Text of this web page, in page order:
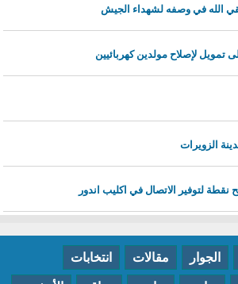
تقي الله في وصفه لشهداء الجيش
لإصلاح مولدين كهربائيين
الزويرات
لتوفير الاتصال في اكليب اندور
الجوار مقالات انتخابات